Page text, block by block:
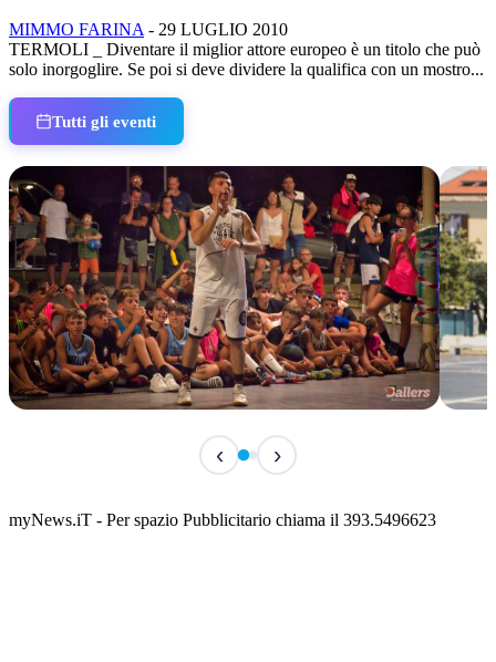
MIMMO FARINA - 29 LUGLIO 2010
TERMOLI _ Diventare il miglior attore europeo è un titolo che può
solo inorgoglire. Se poi si deve dividere la qualifica con un mostro...
Tutti gli eventi
Classic Contest 3vs3 Memorial Michele
📅 6 Agosto 2026 · 09:00 · 📍 Lungomare C. Colombo
‹ ›
myNews.iT - Per spazio Pubblicitario chiama il 393.5496623